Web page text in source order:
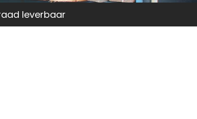
leverbaar